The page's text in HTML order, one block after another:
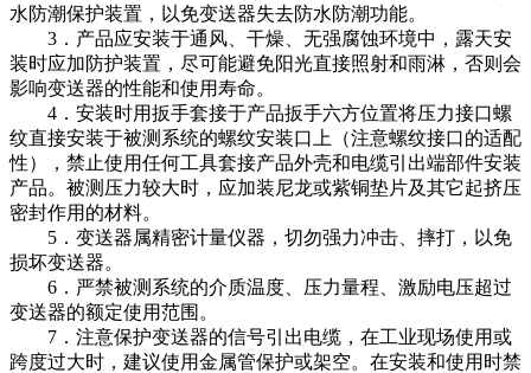
水防潮保护装置，以免变送器失去防水防潮功能。
3．产品应安装于通风、干燥、无强腐蚀环境中，露天安
装时应加防护装置，尽可能避免阳光直接照射和雨淋，否则会
影响变送器的性能和使用寿命。
4．安装时用扳手套接于产品扳手六方位置将压力接口螺
纹直接安装于被测系统的螺纹安装口上（注意螺纹接口的适配
性），禁止使用任何工具套接产品外壳和电缆引出端部件安装
产品。被测压力较大时，应加装尼龙或紫铜垫片及其它起挤压
密封作用的材料。
5．变送器属精密计量仪器，切勿强力冲击、摔打，以免
损坏变送器。
6．严禁被测系统的介质温度、压力量程、激励电压超过
变送器的额定使用范围。
7．注意保护变送器的信号引出电缆，在工业现场使用或
跨度过大时，建议使用金属管保护或架空。在安装和使用时禁